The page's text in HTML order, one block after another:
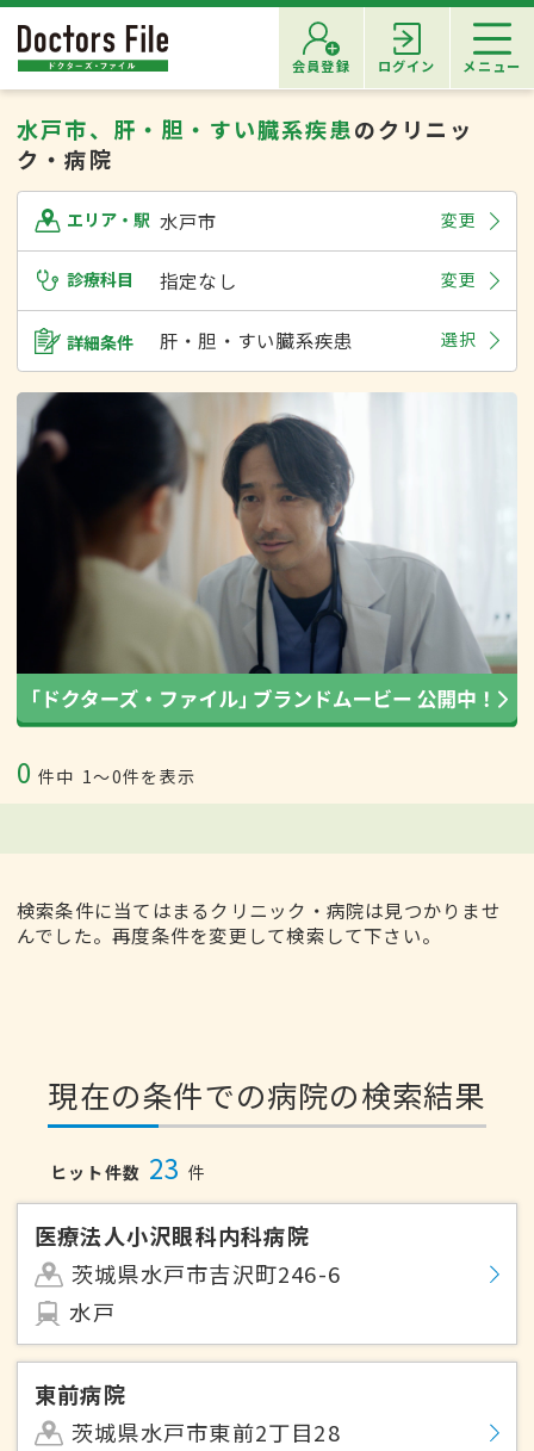
会員登録 ログイン メニュー
水戸市、肝・胆・すい臓系疾患のクリニッ
ク・病院
エリア・駅 水戸市 変更
診療科目 指定なし 変更
詳細条件 肝・胆・すい臓系疾患 選択
0 件中 1〜0件を表示
検索条件に当てはまるクリニック・病院は見つかりませ
んでした。再度条件を変更して検索して下さい。
現在の条件での病院の検索結果
ヒット件数 23 件
医療法人小沢眼科内科病院
茨城県水戸市吉沢町246-6
水戸
東前病院
茨城県水戸市東前2丁目28